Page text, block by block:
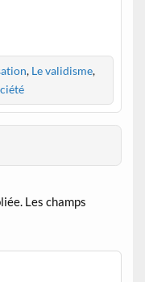
, Le validisme,
Les champs